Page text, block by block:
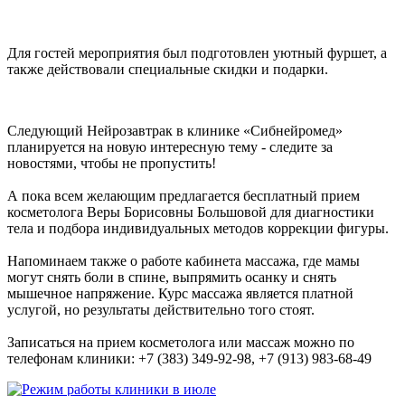
Для гостей мероприятия был подготовлен уютный фуршет, а
также действовали специальные скидки и подарки.
Следующий Нейрозавтрак в клинике «Сибнейромед»
планируется на новую интересную тему - следите за
новостями, чтобы не пропустить!
А пока всем желающим предлагается бесплатный прием
косметолога Веры Борисовны Большовой для диагностики
тела и подбора индивидуальных методов коррекции фигуры.
Напоминаем также о работе кабинета массажа, где мамы
могут снять боли в спине, выпрямить осанку и снять
мышечное напряжение. Курс массажа является платной
услугой, но результаты действительно того стоят.
Записаться на прием косметолога или массаж можно по
телефонам клиники: +7 (383) 349-92-98, +7 (913) 983-68-49